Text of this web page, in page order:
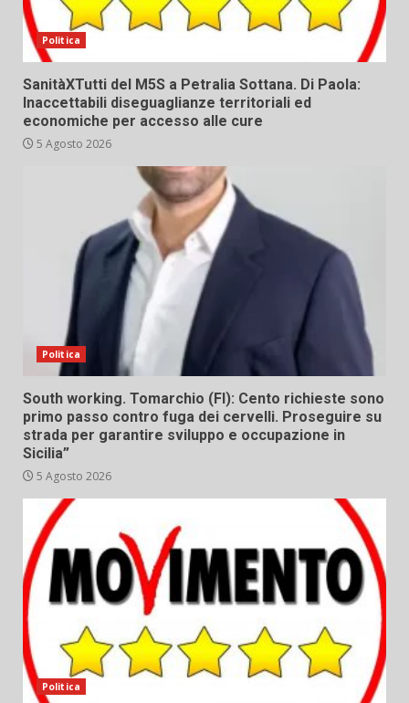
Politica
SanitàXTutti del M5S a Petralia Sottana. Di Paola:
Inaccettabili diseguaglianze territoriali ed
economiche per accesso alle cure
5 Agosto 2026
Politica
South working. Tomarchio (FI): Cento richieste sono
primo passo contro fuga dei cervelli. Proseguire su
strada per garantire sviluppo e occupazione in
Sicilia”
5 Agosto 2026
Politica